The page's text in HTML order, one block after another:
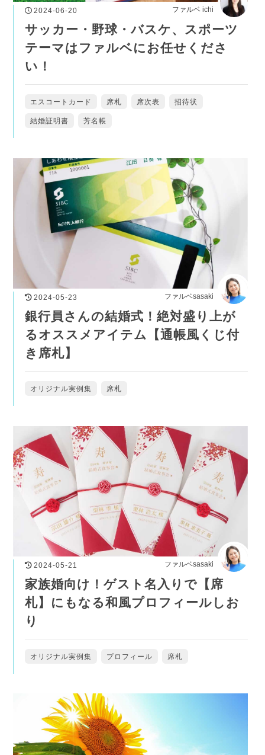
ファルベ ichi
2024-06-20
サッカー・野球・バスケ、スポーツ
テーマはファルベにお任せくださ
い！
エスコートカード 席札 席次表 招待状
結婚証明書 芳名帳
ファルベsasaki
2024-05-23
銀行員さんの結婚式！絶対盛り上が
るオススメアイテム【通帳風くじ付
き席札】
オリジナル実例集 席札
ファルベsasaki
2024-05-21
家族婚向け！ゲスト名入りで【席
札】にもなる和風プロフィールしお
り
オリジナル実例集 プロフィール 席札